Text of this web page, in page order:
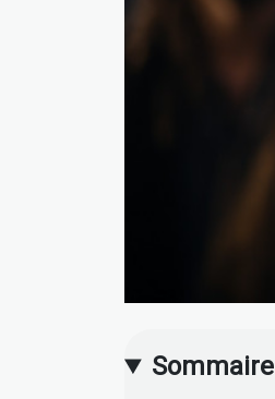
Sommaire